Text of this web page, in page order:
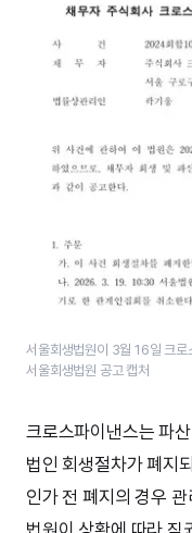
서울회생법원이 3월 16일 ​크로
서울회생법원 공고 캡처
크로스파이낸스는 파
법인 회생절차가 폐지
인가 전 폐지의 경우